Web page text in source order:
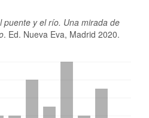
puente y el río. Una mirada de
. Ed. Nueva Eva, Madrid 2020.